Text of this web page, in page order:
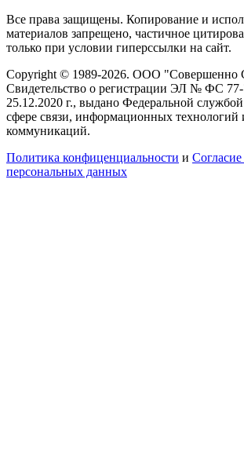
Все права защищены. Копирование и
материалов запрещено, частичное
только при условии гиперссылки на сайт.
Copyright © 1989-2026. ООО "Совершенно
Свидетельство о регистрации ЭЛ № ФС 77-
25.12.2020 г., выдано Федеральной
сфере связи, информационных технологий
коммуникаций.
Политика конфиценциальности и
персональных данных